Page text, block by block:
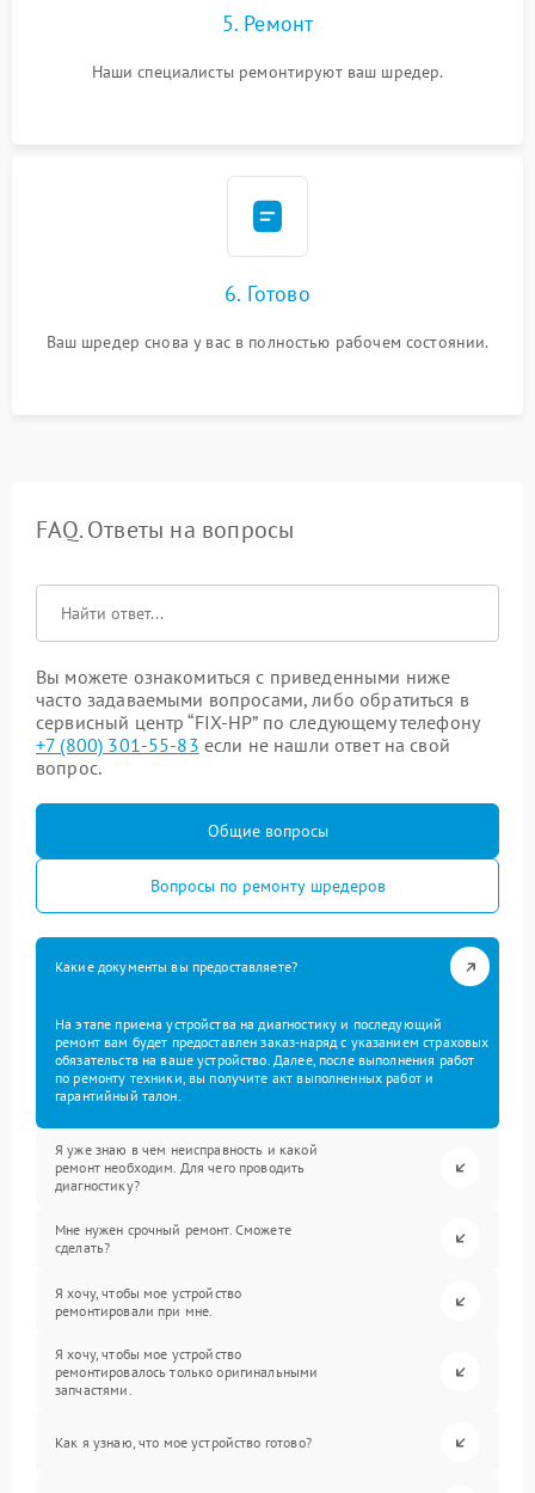
5. Ремонт
Наши специалисты ремонтируют ваш шредер.
6. Готово
Ваш шредер снова у вас в полностью рабочем состоянии.
FAQ. Ответы на вопросы
Вы можете ознакомиться с приведенными ниже
часто задаваемыми вопросами, либо обратиться в
сервисный центр “FIX-HP” по следующему телефону
+7 (800) 301-55-83 если не нашли ответ на свой
вопрос.
Общие вопросы
Вопросы по ремонту шредеров
Какие документы вы предоставляете?
На этапе приема устройства на диагностику и последующий
ремонт вам будет предоставлен заказ-наряд с указанием страховых
обязательств на ваше устройство. Далее, после выполнения работ
по ремонту техники, вы получите акт выполненных работ и
гарантийный талон.
Я уже знаю в чем неисправность и какой
ремонт необходим. Для чего проводить
диагностику?
Мне нужен срочный ремонт. Сможете
сделать?
Я хочу, чтобы мое устройство
ремонтировали при мне.
Я хочу, чтобы мое устройство
ремонтировалось только оригинальными
запчастями.
Как я узнаю, что мое устройство готово?